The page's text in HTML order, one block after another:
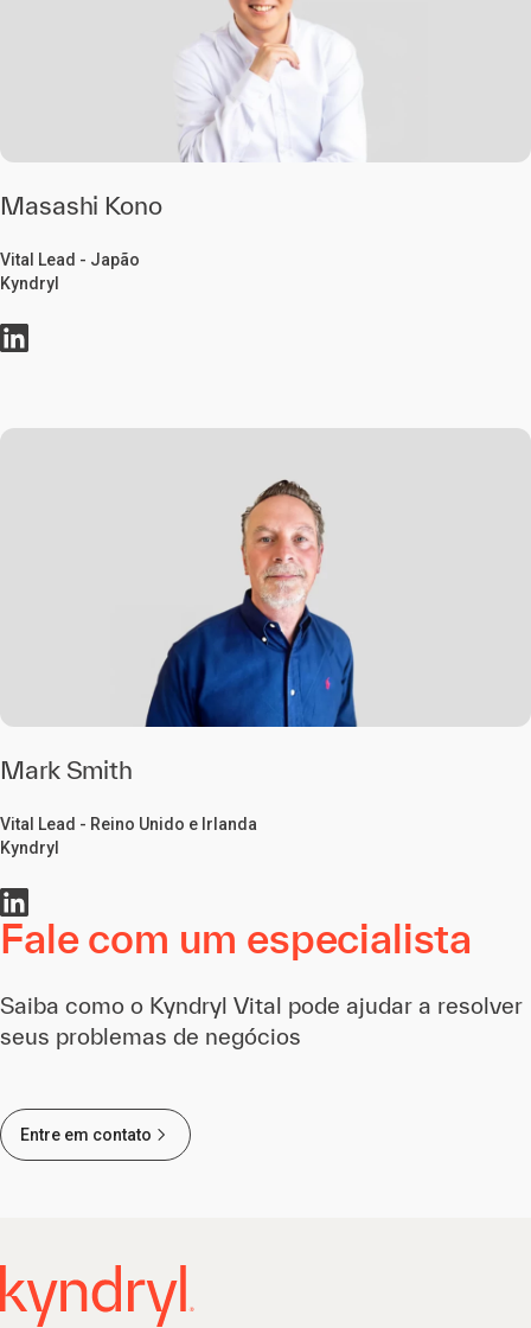
Masashi Kono
Vital Lead - Japão
Kyndryl
Mark Smith
Vital Lead - Reino Unido e Irlanda
Kyndryl
Fale com um especialista
Saiba como o Kyndryl Vital pode ajudar a resolver
seus problemas de negócios
Entre em contato